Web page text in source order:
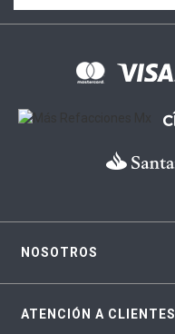
NOSOTROS
ATENCIÓN A CLIENTES